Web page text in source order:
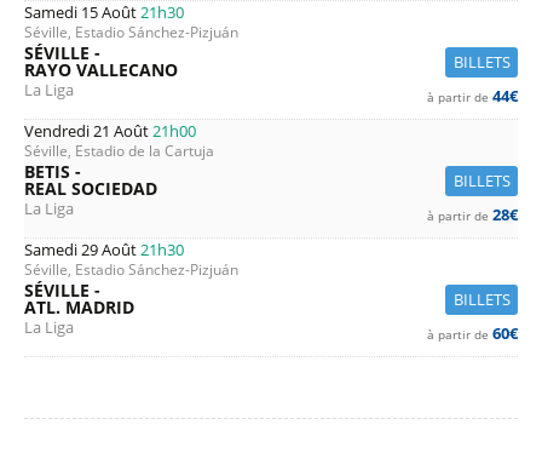
Samedi 15 Août21h30
Séville, Estadio Sánchez-Pizjuán
BILLETS
SÉVILLE -
RAYO VALLECANO
La Liga à partir de 44€
Vendredi 21 Août21h00
Séville, Estadio de la Cartuja
BILLETS
BETIS -
REAL SOCIEDAD
La Liga à partir de 28€
Samedi 29 Août21h30
Séville, Estadio Sánchez-Pizjuán
BILLETS
SÉVILLE -
ATL. MADRID
La Liga à partir de 60€